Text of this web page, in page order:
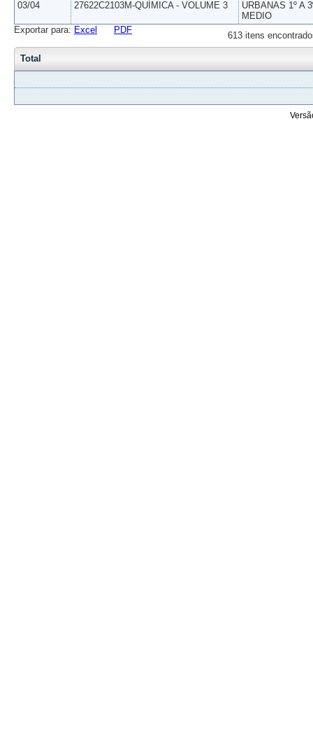
03/04 27622C2103M-QUÍMICA - VOLUME 3
URBANAS 1º A
MEDIO
613 itens
Exportar para: Excel PDF
Total